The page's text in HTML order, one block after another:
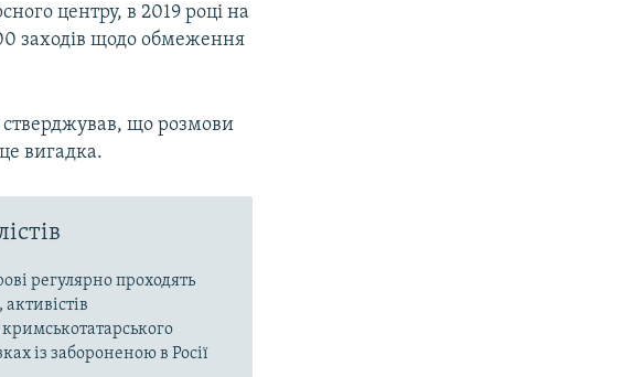
центру, в 2019 році на
заходів щодо обмеження
стверджував, що розмови
вигадка.
регулярно проходять
із забороненою в Росії